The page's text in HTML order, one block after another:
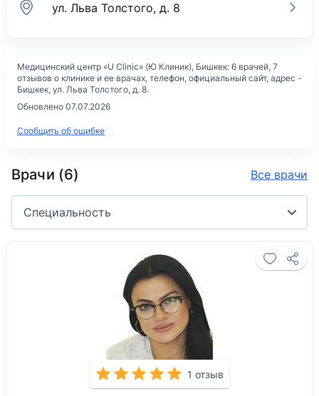
ул. Льва Толстого, д. 8
Медицинский центр «U Clinic» (Ю Клиник), Бишкек: 6 врачей, 7
отзывов о клинике и ее врачах, телефон, официальный сайт, адрес -
Бишкек, ул. Льва Толстого, д. 8.
Обновлено 07.07.2026
Сообщить об ошибке
Врачи (6) Все врачи
Специальность
1 отзыв